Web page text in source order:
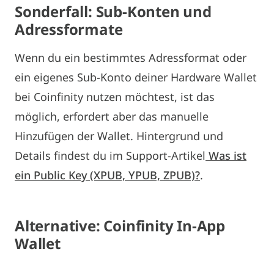
Sonderfall: Sub-Konten und
Adressformate
Wenn du ein bestimmtes Adressformat oder
ein eigenes Sub-Konto deiner Hardware Wallet
bei Coinfinity nutzen möchtest, ist das
möglich, erfordert aber das manuelle
Hinzufügen der Wallet. Hintergrund und
Details findest du im Support-Artikel Was ist
ein Public Key (XPUB, YPUB, ZPUB)?.
Alternative: Coinfinity In-App
Wallet